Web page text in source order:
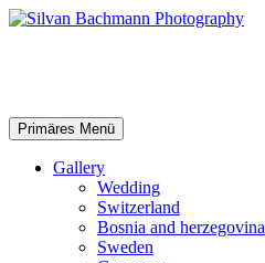
Zum
Suchen
Primäres Menü
Gallery
Wedding
Switzerland
Bosnia and herzegovina
Sweden